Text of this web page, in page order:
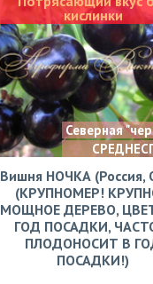
кислинки
Северная
Вишня НОЧКА (Россия,
(КРУПНОМЕР!
МОЩНОЕ ДЕРЕВО,
ГОД ПОСАДКИ,
ПЛОДОНОСИТ В
ПОСАДКИ!)